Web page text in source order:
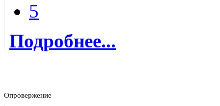
5
Подробнее...
Опровержение